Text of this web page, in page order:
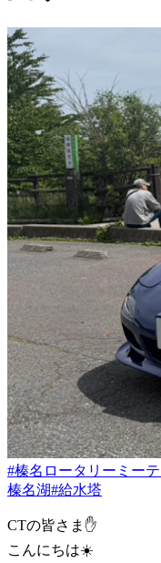
#榛名ロータリーミー
榛名湖#給水塔
CTの皆さま✋
こんにちは☀️